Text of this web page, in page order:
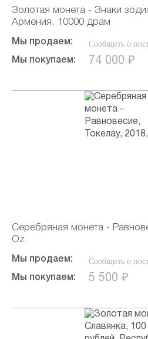
Золотая монета - Знаки
Армения, 10000 драм
Мы продаем: Сообщить о
Мы покупаем: 74 000 ₽
Серебряная монета -
Oz
Мы продаем: Сообщить о
Мы покупаем: 5 500 ₽